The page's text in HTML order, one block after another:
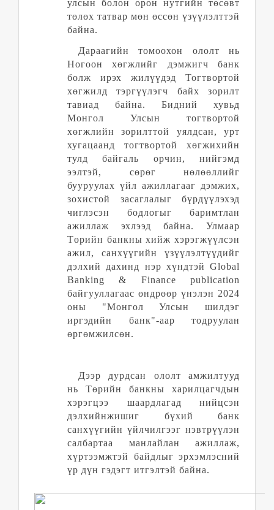
улсын болон орон нутгийн төсөвт
төлөх татвар мөн өссөн үзүүлэлттэй
байна.
Дараагийн томоохон ололт нь
Ногоон хөгжлийг дэмжигч банк
болж ирэх жилүүдэд Тогтвортой
хөгжилд тэргүүлэгч байх зорилт
тавиад байна. Бидний хувьд
Монгол Улсын тогтвортой
хөгжлийн зорилттой уялдсан, урт
хугацаанд тогтвортой хөгжихийн
тулд байгаль орчин, нийгэмд
ээлтэй, сөрөг нөлөөллийг
бууруулах үйл ажиллагааг дэмжих,
зохистой засаглалыг бүрдүүлэхэд
чиглэсэн бодлогыг баримтлан
ажиллаж эхлээд байна. Улмаар
Төрийн банкны хийж хэрэгжүүлсэн
ажил, санхүүгийн үзүүлэлтүүдийг
дэлхий дахинд нэр хүндтэй Global
Banking & Finance publication
байгууллагаас өндрөөр үнэлэн 2024
оны "Монгол Улсын шилдэг
иргэдийн банк"-аар тодруулан
өргөмжилсөн.
Дээр дурдсан ололт амжилтууд
нь Төрийн банкны харилцагчдын
хэрэгцээ шаардлагад нийцсэн
дэлхийнжишиг бүхий банк
санхүүгийн үйлчилгээг нэвтрүүлэн
салбартаа манлайлан ажиллаж,
хүртээмжтэй байдлыг эрхэмлэсний
үр дүн гэдэгт итгэлтэй байна.